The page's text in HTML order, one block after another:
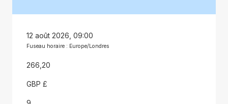
12 août 2026, 09:00
Fuseau horaire : Europe/Londres
266,20
GBP £